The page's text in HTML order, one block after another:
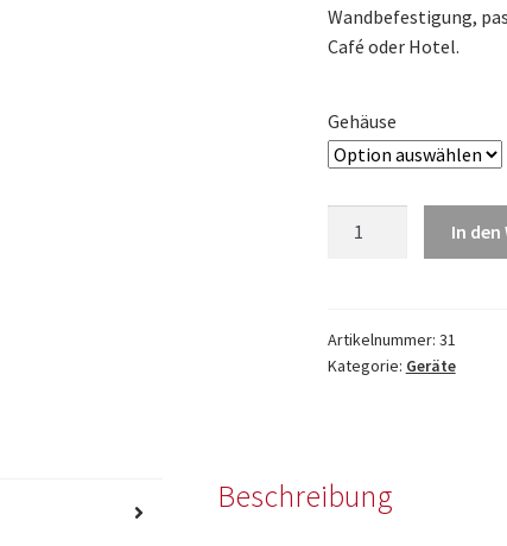
Wandbefestigung,
Café oder Hotel.
Gehäuse
Quantum
X
In
Artikelnummer: 31
Kategorie: Geräte
Beschreibung